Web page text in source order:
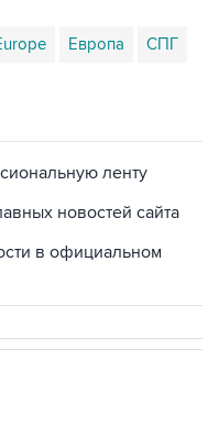
Европа СПГ
ленту
новостей сайта
в официальном